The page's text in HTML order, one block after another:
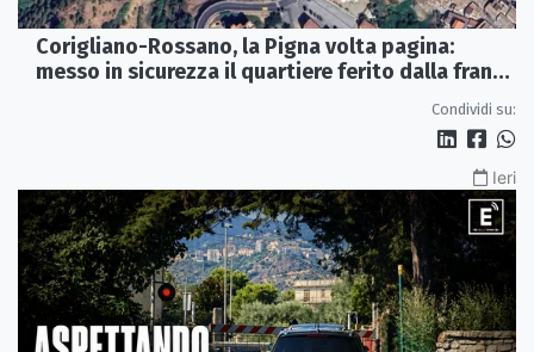
Corigliano-Rossano, la Pigna volta pagina:
messo in sicurezza il quartiere ferito dalla frana
Condividi su:
Ieri